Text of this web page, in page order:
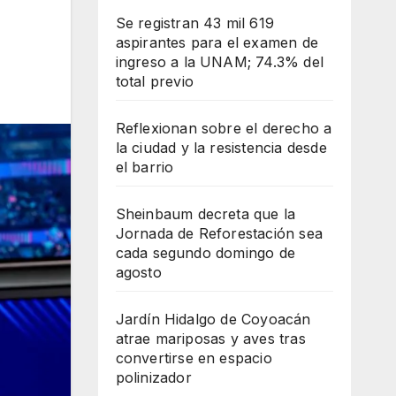
Se registran 43 mil 619
aspirantes para el examen de
ingreso a la UNAM; 74.3% del
total previo
Reflexionan sobre el derecho a
la ciudad y la resistencia desde
el barrio
Sheinbaum decreta que la
Jornada de Reforestación sea
cada segundo domingo de
agosto
Jardín Hidalgo de Coyoacán
atrae mariposas y aves tras
convertirse en espacio
polinizador